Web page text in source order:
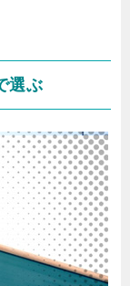
選ぶ